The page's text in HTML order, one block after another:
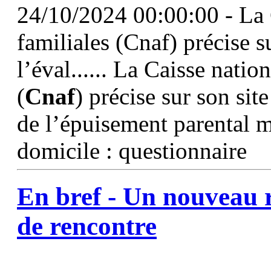
24/10/2024 00:00:00 - La
familiales (Cnaf) précise
l’éval...... La Caisse
(Cnaf) précise sur son
de l’épuisement parental
domicile : questionnaire
En bref - Un nouveau
de rencontre